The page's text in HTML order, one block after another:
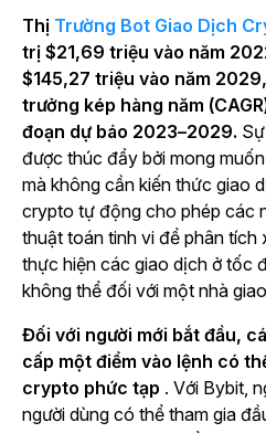
Thị Trường Bot Giao Dịch
trị $21,69 triệu vào năm
$145,27 triệu vào năm
trưởng kép hàng năm
đoạn dự báo 2023–2029.
được thúc đẩy bởi mong
mà không cần kiến thức giao
crypto tự động cho phép các
thuật toán tinh vi để phân tích
thực hiện các giao dịch ở tốc
không thể đối với một nhà
Đối với người mới bắt đầu,
cấp một điểm vào lệnh có
crypto phức tạp . Với Bybit,
người dùng có thể tham gia